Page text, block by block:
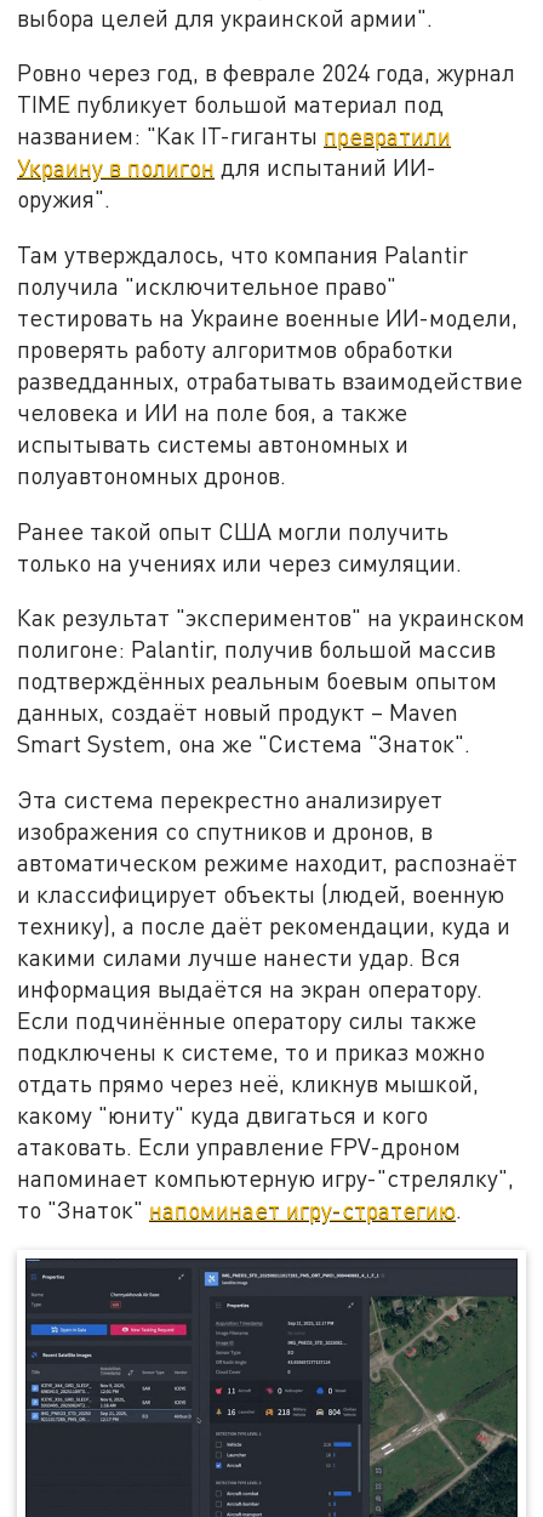
выбора целей для украинской армии".
Ровно через год, в феврале 2024 года, журнал
TIME публикует большой материал под
названием: "Как IT-гиганты превратили
Украину в полигон для испытаний ИИ-
оружия".
Там утверждалось, что компания Palantir
получила "исключительное право"
тестировать на Украине военные ИИ-модели,
проверять работу алгоритмов обработки
разведданных, отрабатывать взаимодействие
человека и ИИ на поле боя, а также
испытывать системы автономных и
полуавтономных дронов.
Ранее такой опыт США могли получить
только на учениях или через симуляции.
Как результат "экспериментов" на украинском
полигоне: Palantir, получив большой массив
подтверждённых реальным боевым опытом
данных, создаёт новый продукт – Maven
Smart System, она же "Система "Знаток".
Эта система перекрестно анализирует
изображения со спутников и дронов, в
автоматическом режиме находит, распознаёт
и классифицирует объекты (людей, военную
технику), а после даёт рекомендации, куда и
какими силами лучше нанести удар. Вся
информация выдаётся на экран оператору.
Если подчинённые оператору силы также
подключены к системе, то и приказ можно
отдать прямо через неё, кликнув мышкой,
какому "юниту" куда двигаться и кого
атаковать. Если управление FPV-дроном
напоминает компьютерную игру-"стрелялку",
то "Знаток" напоминает игру-стратегию.